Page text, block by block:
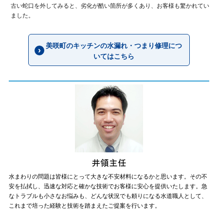
古い蛇口を外してみると、劣化が酷い箇所が多くあり、お客様も驚かれてい
ました。
美咲町のキッチンの水漏れ・つまり修理につ
いてはこちら
水まわりの問題は皆様にとって大きな不安材料になるかと思います。その不
安を払拭し、迅速な対応と確かな技術でお客様に安心を提供いたします。急
なトラブルも小さなお悩みも、どんな状況でも頼りになる水道職人として、
これまで培った経験と技術を踏まえたご提案を行います。